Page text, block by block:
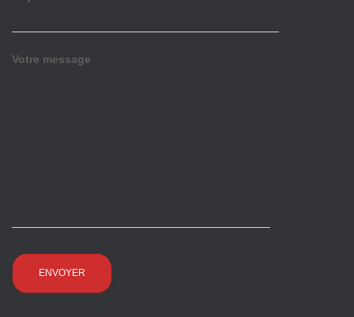
Votre message